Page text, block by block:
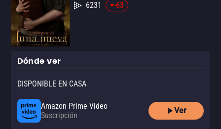
6231
-63
Dónde ver
DISPONIBLE EN CASA
Amazon Prime Video
Suscripción
Ver
Amazon Video
Apple TV Store
Claro video